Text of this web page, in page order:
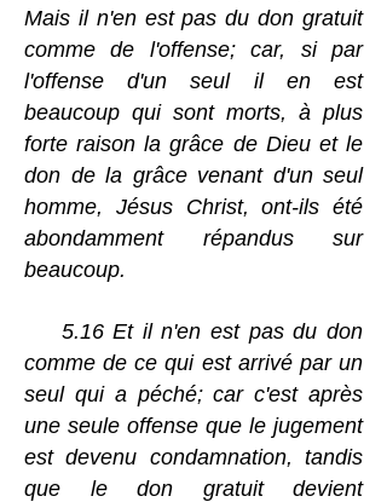
Mais il n'en est pas du don gratuit
comme de l'offense; car, si par
l'offense d'un seul il en est
beaucoup qui sont morts, à plus
forte raison la grâce de Dieu et le
don de la grâce venant d'un seul
homme, Jésus Christ, ont-ils été
abondamment répandus sur
beaucoup.
5.16 Et il n'en est pas du don
comme de ce qui est arrivé par un
seul qui a péché; car c'est après
une seule offense que le jugement
est devenu condamnation, tandis
que le don gratuit devient